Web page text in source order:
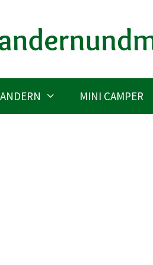
MINI CAMPER